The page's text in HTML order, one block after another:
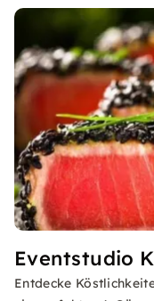
Eventstudio
Entdecke